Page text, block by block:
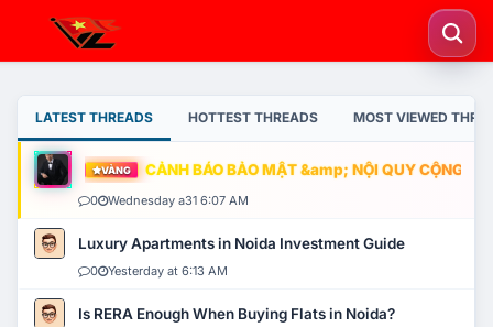
LATEST THREADS HOTTEST THREADS MOST VIEWED
VÀNG CẢNH BÁO BẢO MẬT &amp; NỘI QUY CỘNG
0 Wednesday a31 6:07 AM
Luxury Apartments in Noida Investment Guide
0 Yesterday at 6:13 AM
Is RERA Enough When Buying Flats in Noida?